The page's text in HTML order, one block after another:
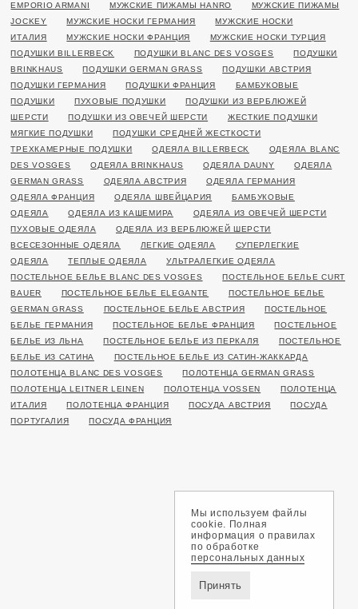
EMPORIO ARMANI
МУЖСКИЕ ПИЖАМЫ HANRO
МУЖСКИЕ ПИЖАМЫ
JOCKEY
МУЖСКИЕ НОСКИ ГЕРМАНИЯ
МУЖСКИЕ НОСКИ
ИТАЛИЯ
МУЖСКИЕ НОСКИ ФРАНЦИЯ
МУЖСКИЕ НОСКИ ТУРЦИЯ
ПОДУШКИ BILLERBECK
ПОДУШКИ BLANC DES VOSGES
ПОДУШКИ
BRINKHAUS
ПОДУШКИ GERMAN GRASS
ПОДУШКИ АВСТРИЯ
ПОДУШКИ ГЕРМАНИЯ
ПОДУШКИ ФРАНЦИЯ
БАМБУКОВЫЕ
ПОДУШКИ
ПУХОВЫЕ ПОДУШКИ
ПОДУШКИ ИЗ ВЕРБЛЮЖЕЙ
ШЕРСТИ
ПОДУШКИ ИЗ ОВЕЧЕЙ ШЕРСТИ
ЖЕСТКИЕ ПОДУШКИ
МЯГКИЕ ПОДУШКИ
ПОДУШКИ СРЕДНЕЙ ЖЕСТКОСТИ
ТРЕХКАМЕРНЫЕ ПОДУШКИ
ОДЕЯЛА BILLERBECK
ОДЕЯЛА BLANC
DES VOSGES
ОДЕЯЛА BRINKHAUS ОДЕЯЛА DAUNY
ОДЕЯЛА
GERMAN GRASS
ОДЕЯЛА АВСТРИЯ
ОДЕЯЛА ГЕРМАНИЯ
ОДЕЯЛА ФРАНЦИЯ
ОДЕЯЛА ШВЕЙЦАРИЯ
БАМБУКОВЫЕ
ОДЕЯЛА
ОДЕЯЛА ИЗ КАШЕМИРА
ОДЕЯЛА ИЗ ОВЕЧЕЙ ШЕРСТИ
ПУХОВЫЕ ОДЕЯЛА
ОДЕЯЛА ИЗ ВЕРБЛЮЖЕЙ ШЕРСТИ
ВСЕСЕЗОННЫЕ ОДЕЯЛА
ЛЕГКИЕ ОДЕЯЛА
СУПЕРЛЕГКИЕ
ОДЕЯЛА
ТЕПЛЫЕ ОДЕЯЛА
УЛЬТРАЛЕГКИЕ ОДЕЯЛА
ПОСТЕЛЬНОЕ БЕЛЬЕ BLANC DES VOSGES
ПОСТЕЛЬНОЕ БЕЛЬЕ CURT
BAUER
ПОСТЕЛЬНОЕ БЕЛЬЕ ELEGANTE
ПОСТЕЛЬНОЕ БЕЛЬЕ
GERMAN GRASS
ПОСТЕЛЬНОЕ БЕЛЬЕ АВСТРИЯ
ПОСТЕЛЬНОЕ
БЕЛЬЕ ГЕРМАНИЯ
ПОСТЕЛЬНОЕ БЕЛЬЕ ФРАНЦИЯ
ПОСТЕЛЬНОЕ
БЕЛЬЕ ИЗ ЛЬНА
ПОСТЕЛЬНОЕ БЕЛЬЕ ИЗ ПЕРКАЛЯ
ПОСТЕЛЬНОЕ
БЕЛЬЕ ИЗ САТИНА
ПОСТЕЛЬНОЕ БЕЛЬЕ ИЗ САТИН-ЖАККАРДА
ПОЛОТЕНЦА BLANC DES VOSGES
ПОЛОТЕНЦА GERMAN GRASS
ПОЛОТЕНЦА LEITNER LEINEN
ПОЛОТЕНЦА VOSSEN
ПОЛОТЕНЦА
ИТАЛИЯ
ПОЛОТЕНЦА ФРАНЦИЯ ПОСУДА АВСТРИЯ
ПОСУДА
ПОРТУГАЛИЯ
ПОСУДА ФРАНЦИЯ
Мы используем файлы
cookie. Полная
информация о правилах
по обработке
персональных данных
Принять